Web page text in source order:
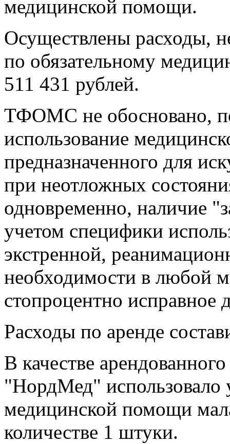
медицинской помощи.
Осуществлены расходы,
по обязательному
511 431 рублей.
ТФОМС не обосновано,
использование
предназначенного для
при неотложных
одновременно, наличие
учетом специфики
экстренной,
необходимости в любой
стопроцентно исправное
Расходы по аренде
В качестве
"НордМед" использовало
медицинской помощи
количестве 1 штуки.